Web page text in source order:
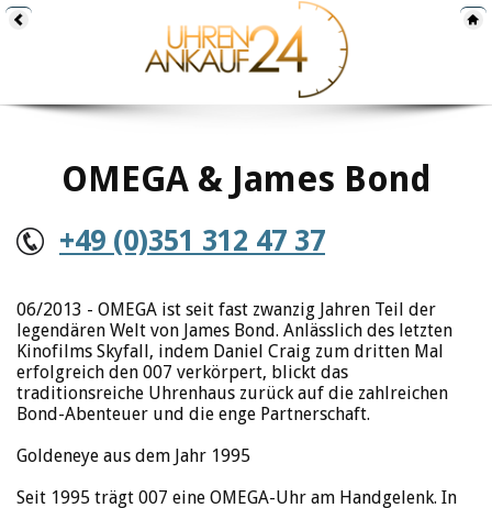
OMEGA & James Bond
+49 (0)351 312 47 37
06/2013 - OMEGA ist seit fast zwanzig Jahren Teil der
legendären Welt von James Bond. Anlässlich des letzten
Kinofilms Skyfall, indem Daniel Craig zum dritten Mal
erfolgreich den 007 verkörpert, blickt das
traditionsreiche Uhrenhaus zurück auf die zahlreichen
Bond-Abenteuer und die enge Partnerschaft.
Goldeneye aus dem Jahr 1995
Seit 1995 trägt 007 eine OMEGA-Uhr am Handgelenk. In